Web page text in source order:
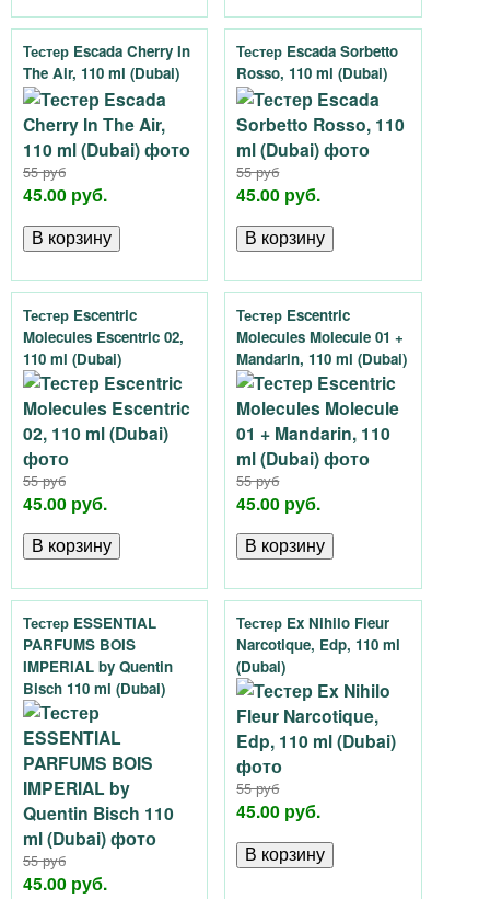
Тестер Escada Cherry In
The Air, 110 ml (Dubai)
55 руб
45.00 руб.
Тестер Escada Sorbetto
Rosso, 110 ml (Dubai)
55 руб
45.00 руб.
Тестер Escentric
Molecules Escentric 02,
110 ml (Dubai)
55 руб
45.00 руб.
Тестер Escentric
Molecules Molecule 01 +
Mandarin, 110 ml (Dubai)
55 руб
45.00 руб.
Тестер ESSENTIAL
PARFUMS BOIS
IMPERIAL by Quentin
Bisch 110 ml (Dubai)
55 руб
45.00 руб.
Тестер Ex Nihilo Fleur
Narcotique, Edp, 110 ml
(Dubai)
55 руб
45.00 руб.